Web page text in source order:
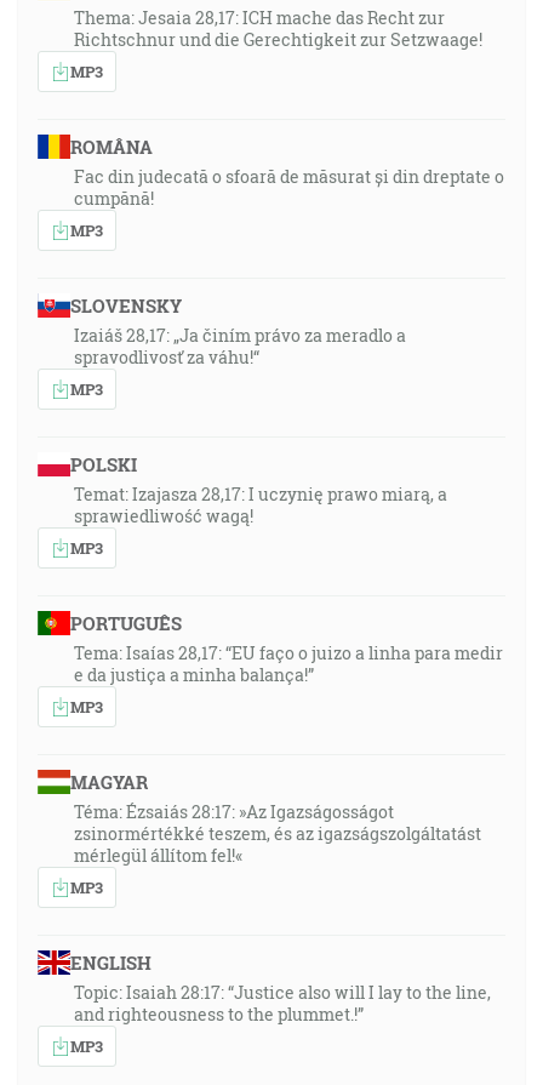
Thema: Jesaia 28,17: ICH mache das Recht zur
Richtschnur und die Gerechtigkeit zur Setzwaage!
MP3
ROMÂNA
Fac din judecată o sfoară de măsurat și din dreptate o
cumpănă!
MP3
SLOVENSKY
Izaiáš 28,17: „Ja činím právo za meradlo a
spravodlivosť za váhu!“
MP3
POLSKI
Temat: Izajasza 28,17: I uczynię prawo miarą, a
sprawiedliwość wagą!
MP3
PORTUGUÊS
Tema: Isaías 28,17: “EU faço o juizo a linha para medir
e da justiça a minha balança!”
MP3
MAGYAR
Téma: Ézsaiás 28:17: »Az Igazságosságot
zsinormértékké teszem, és az igazságszolgáltatást
mérlegül állítom fel!«
MP3
ENGLISH
Topic: Isaiah 28:17: “Justice also will I lay to the line,
and righteousness to the plummet.!”
MP3